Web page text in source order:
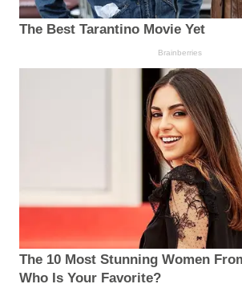
The Best Tarantino Movie Yet
Brainberries
The 10 Most Stunning Women
Who Is Your Favorite?